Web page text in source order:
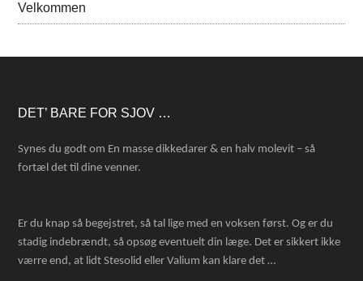
Velkommen
Footer
DET’ BARE FOR SJOV …
Synes du godt om En masse dikkedarer & en halv molevit – så
fortæl det til dine venner.
Er du knap så begejstret, så tal lige med en voksen først. Og er du
stadig indebrændt, så opsøg eventuelt din læge. Det er sikkert ikke
værre end, at lidt Stesolid eller Valium kan klare det …